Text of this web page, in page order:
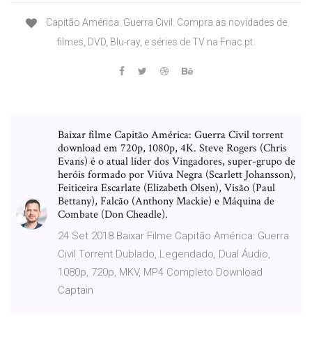
Capitão América: Guerra Civil. Compra as novidades de
filmes, DVD, Blu-ray, e séries de TV na Fnac.pt.
Baixar filme Capitão América: Guerra Civil torrent
download em 720p, 1080p, 4K. Steve Rogers (Chris
Evans) é o atual líder dos Vingadores, super-grupo de
heróis formado por Viúva Negra (Scarlett Johansson),
Feiticeira Escarlate (Elizabeth Olsen), Visão (Paul
Bettany), Falcão (Anthony Mackie) e Máquina de
Combate (Don Cheadle).
24 Set 2018 Baixar Filme Capitão América: Guerra
Civil Torrent Dublado, Legendado, Dual Áudio,
1080p, 720p, MKV, MP4 Completo Download
Captain